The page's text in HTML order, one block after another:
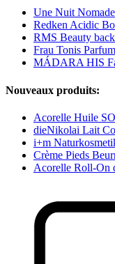
Une Nuit Nomade
Redken Acidic
RMS Beauty
Frau Tonis
MÁDARA HIS
Nouveaux produits:
Acorelle Huile
dieNikolai Lait
i+m
Crème Pieds
Acorelle Roll-On